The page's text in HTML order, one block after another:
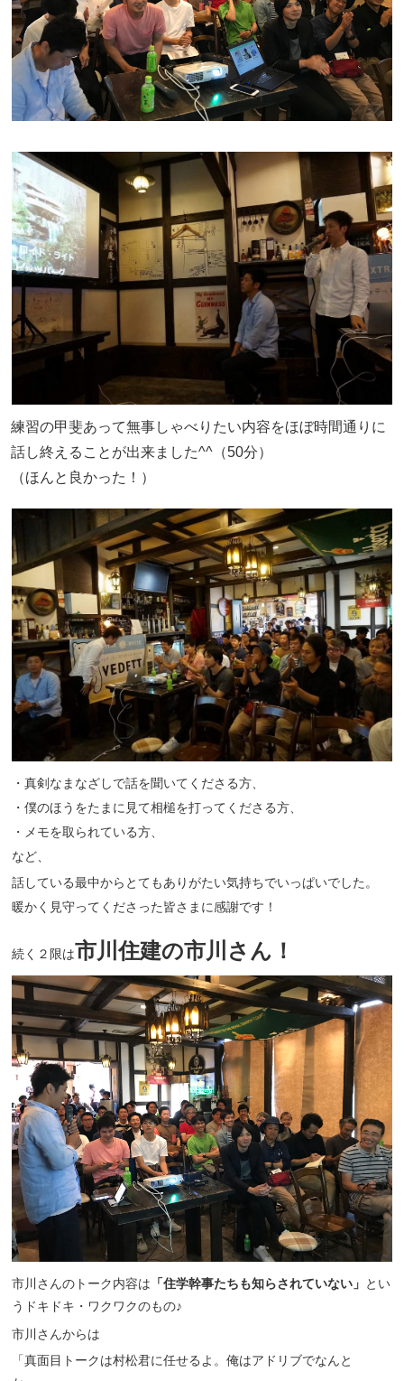
練習の甲斐あって無事しゃべりたい内容をほぼ時間通りに
話し終えることが出来ました^^（50分）
（ほんと良かった！）
・真剣なまなざしで話を聞いてくださる方、
・僕のほうをたまに見て相槌を打ってくださる方、
・メモを取られている方、
など、
話している最中からとてもありがたい気持ちでいっぱいでした。
暖かく見守ってくださった皆さまに感謝です！
続く２限は市川住建の市川さん！
市川さんのトーク内容は 「住学幹事たちも知らされていない」 とい
うドキドキ・ワクワクのもの♪
市川さんからは
「真面目トークは村松君に任せるよ。俺はアドリブでなんと